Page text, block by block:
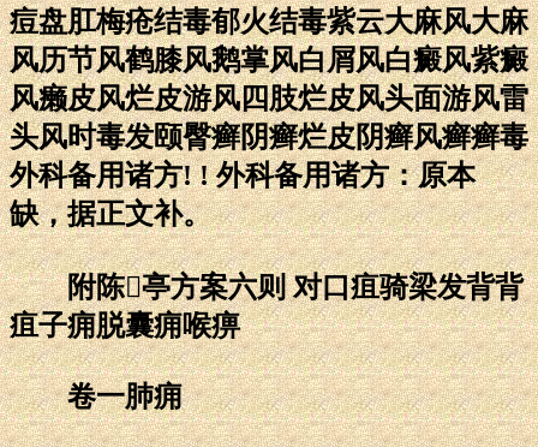
痘盘肛梅疮结毒郁火结毒紫云大麻风大麻
风历节风鹤膝风鹅掌风白屑风白癜风紫癜
风癞皮风烂皮游风四肢烂皮风头面游风雷
头风时毒发颐臀癣阴癣烂皮阴癣风癣癣毒
外科备用诸方! ! 外科备用诸方：原本
缺，据正文补。
附陈亭方案六则 对口疽骑梁发背背
疽子痈脱囊痈喉痹
卷一肺痈